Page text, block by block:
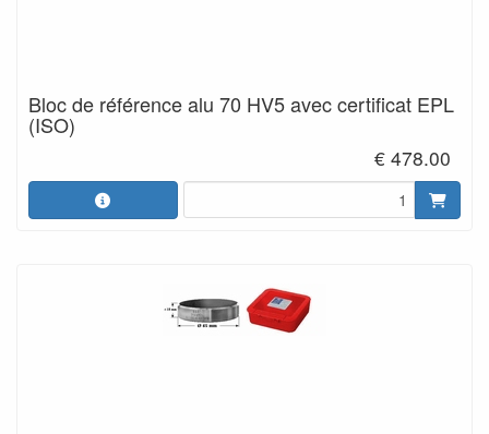
Bloc de référence alu 70 HV5 avec certificat EPL
(ISO)
€ 478.00